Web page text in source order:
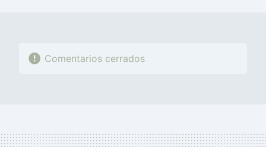
Comentarios cerrados